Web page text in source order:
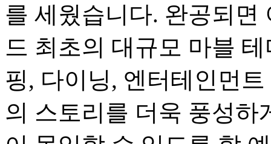
를 세웠습니다. 완공되면
드 최초의 대규모 마블
핑, 다이닝, 엔터테인먼
의 스토리를 더욱 풍성하